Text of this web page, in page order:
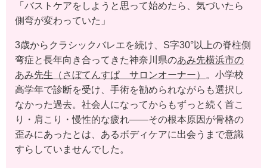
「バストケアをしようと思って始めたら、気づいたら
側弯が変わっていた」
3歳からクラシックバレエを続け、S字30°以上の脊柱側
弯症と長年向き合ってきた神奈川県のあみ先横浜市の
あみ先生（さぼてんすぱ サロンオーナー）
。小学校
高学年で診断を受け、手術を勧められながらも選択し
なかった過去。社会人になってからもずっと続く首こ
り・肩こり・慢性的な疲れ——その根本原因が骨格の
歪みにあったとは、あるボディケアに出会うまで意識
すらしていませんでした。